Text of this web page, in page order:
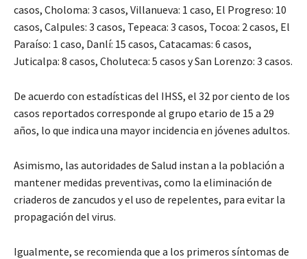
casos, Choloma: 3 casos, Villanueva: 1 caso, El Progreso: 10
casos, Calpules: 3 casos, Tepeaca: 3 casos, Tocoa: 2 casos, El
Paraíso: 1 caso, Danlí: 15 casos, Catacamas: 6 casos,
Juticalpa: 8 casos, Choluteca: 5 casos y San Lorenzo: 3 casos.
De acuerdo con estadísticas del IHSS, el 32 por ciento de los
casos reportados corresponde al grupo etario de 15 a 29
años, lo que indica una mayor incidencia en jóvenes adultos.
Asimismo, las autoridades de Salud instan a la población a
mantener medidas preventivas, como la eliminación de
criaderos de zancudos y el uso de repelentes, para evitar la
propagación del virus.
Igualmente, se recomienda que a los primeros síntomas de